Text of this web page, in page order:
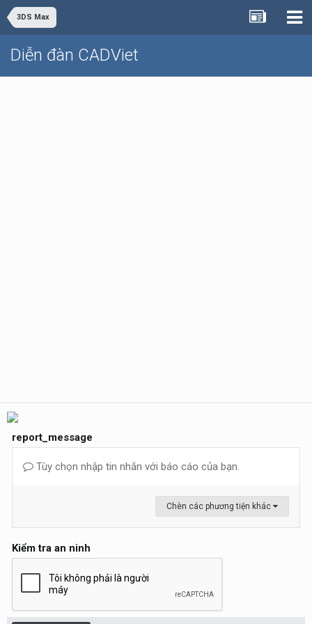
3DS Max
Diễn đàn CADViet
report_message
Tùy chọn nhập tin nhắn với báo cáo của bạn.
Chèn các phương tiện khác
Kiểm tra an ninh